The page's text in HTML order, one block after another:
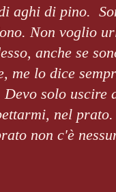
aghi di pino.
Non voglio
anche se
me lo dice
Devo solo uscire
nel
non c'è